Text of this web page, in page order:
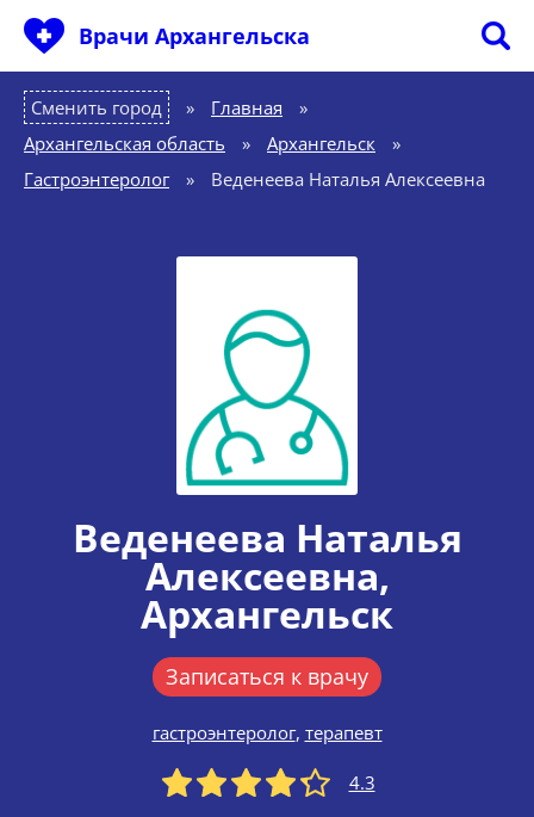
Врачи Архангельска
Сменить город Главная
»
Архангельская область
» Архангельск
»
Гастроэнтеролог
» Веденеева Наталья Алексеевна
Веденеева Наталья
Алексеевна,
Архангельск
Записаться к врачу
гастроэнтеролог, терапевт
4.3